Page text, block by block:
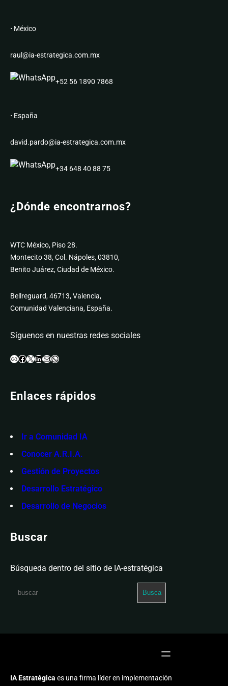
· México
raul@ia-estrategica.com.mx
+52 56 1890 7868
· España
david.pardo@ia-estrategica.com.mx
+34 648 40 88 75
¿Dónde encontrarnos?
WTC México, Piso 28.
Montecito 38, Col. Nápoles, 03810,
Benito Juárez, Ciudad de México.
Bellreguard, 46713, Valencia,
Comunidad Valenciana, España.
Síguenos en nuestras redes sociales
Enlace Facebook X LinkedIn Correo electrónico WhatsApp
Enlaces rápidos
Ir a Comunidad IA
Conocer A.R.I.A.
Gestión de Proyectos
Desarrollo Estratégico
Desarrollo de Negocios
Buscar
Búsqueda dentro del sitio de IA-estratégica
c
Busca
IA Estratégica es una firma líder en implementación